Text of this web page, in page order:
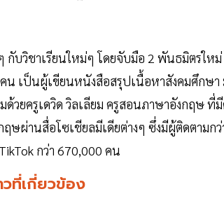
บวิชาเรียนใหม่ๆ โดยจับมือ 2 พันธมิตรให
น เป็นผู้เขียนหนังสือสรุปเนื้อหาสังคมศึกษ
ด้วยครูเดวิด วิลเลียม ครูสอนภาษาอังกฤษ
ษผ่านสื่อโซเชียลมีเดียต่างๆ ซึ่งมีผู้ติดตามก
กว่า 670,000 คน
วที่เกี่ยวข้อง